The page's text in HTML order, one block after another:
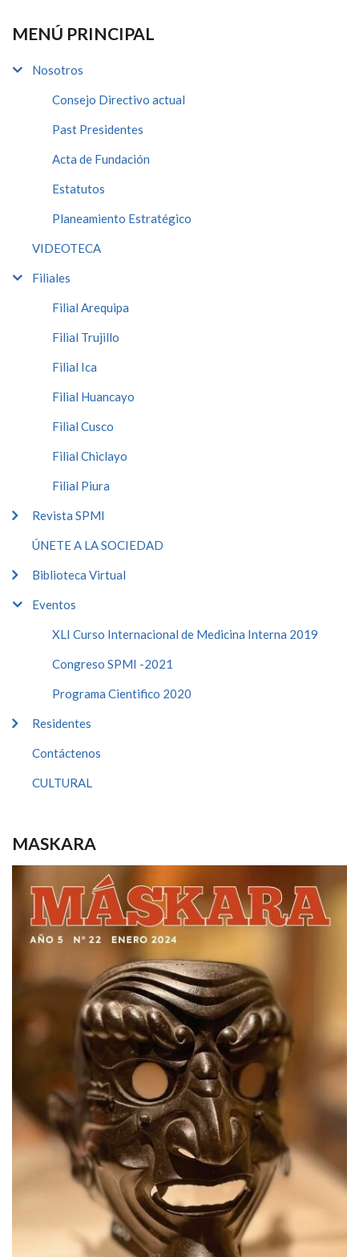
MENÚ PRINCIPAL
Nosotros
Consejo Directivo actual
Past Presidentes
Acta de Fundación
Estatutos
Planeamiento Estratégico
VIDEOTECA
Filiales
Filial Arequipa
Filial Trujillo
Filial Ica
Filial Huancayo
Filial Cusco
Filial Chiclayo
Filial Piura
Revista SPMI
ÚNETE A LA SOCIEDAD
Biblioteca Virtual
Eventos
XLI Curso Internacional de Medicina Interna 2019
Congreso SPMI -2021
Programa Cientifico 2020
Residentes
Contáctenos
CULTURAL
MASKARA